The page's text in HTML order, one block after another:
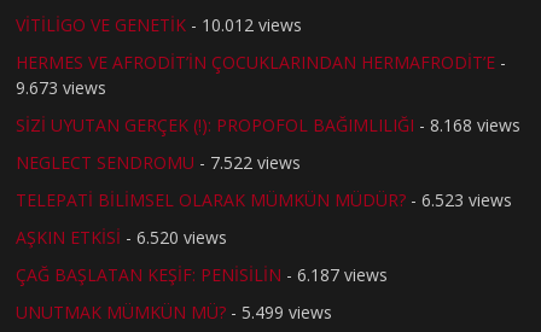
VİTİLİGO VE GENETİK - 10.012 views
HERMES VE AFRODİT’İN ÇOCUKLARINDAN HERMAFRODİT’E -
9.673 views
SİZİ UYUTAN GERÇEK (!): PROPOFOL BAĞIMLILIĞI - 8.168 views
NEGLECT SENDROMU - 7.522 views
TELEPATİ BİLİMSEL OLARAK MÜMKÜN MÜDÜR? - 6.523 views
AŞKIN ETKİSİ - 6.520 views
ÇAĞ BAŞLATAN KEŞİF: PENİSİLİN - 6.187 views
UNUTMAK MÜMKÜN MÜ? - 5.499 views